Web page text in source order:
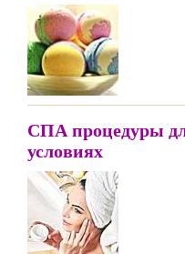
СПА процедуры
условиях